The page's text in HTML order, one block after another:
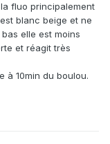
fluo principalement
blanc beige et ne
elle est moins
et réagit très
à 10min du boulou.